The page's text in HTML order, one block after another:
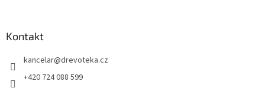
Kontakt
kancelar@drevoteka.cz
+420 724 088 599